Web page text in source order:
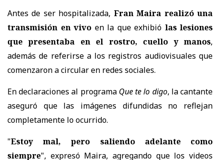
Antes de ser hospitalizada, Fran Maira realizó una
transmisión en vivo en la que exhibió las lesiones
que presentaba en el rostro, cuello y manos,
además de referirse a los registros audiovisuales que
comenzaron a circular en redes sociales.
En declaraciones al programa Que te lo digo, la cantante
aseguró que las imágenes difundidas no reflejan
completamente lo ocurrido.
"Estoy mal, pero saliendo adelante como
siempre", expresó Maira, agregando que los videos